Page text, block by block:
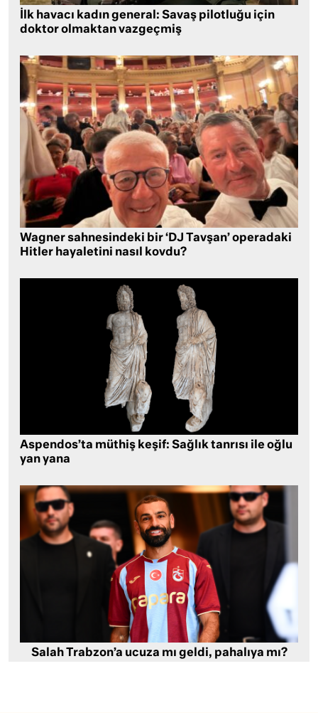
İlk havacı kadın general: Savaş pilotluğu için
doktor olmaktan vazgeçmiş
Wagner sahnesindeki bir ‘DJ Tavşan’ operadaki
Hitler hayaletini nasıl kovdu?
Aspendos’ta müthiş keşif: Sağlık tanrısı ile oğlu
yan yana
Salah Trabzon’a ucuza mı geldi, pahalıya mı?